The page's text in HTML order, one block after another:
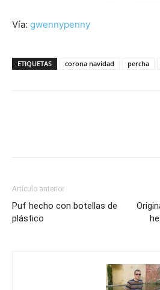
Vía: gwennypenny
ETIQUETAS corona navidad percha
Artículo anterior
Puf hecho con botellas de
plástico